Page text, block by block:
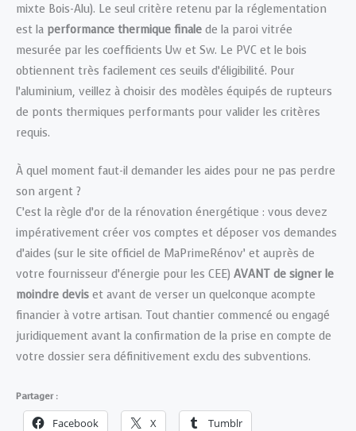
mixte Bois-Alu). Le seul critère retenu par la réglementation
est la performance thermique finale de la paroi vitrée
mesurée par les coefficients Uw et Sw. Le PVC et le bois
obtiennent très facilement ces seuils d’éligibilité. Pour
l’aluminium, veillez à choisir des modèles équipés de rupteurs
de ponts thermiques performants pour valider les critères
requis.
À quel moment faut-il demander les aides pour ne pas perdre
son argent ?
C’est la règle d’or de la rénovation énergétique : vous devez
impérativement créer vos comptes et déposer vos demandes
d’aides (sur le site officiel de MaPrimeRénov’ et auprès de
votre fournisseur d’énergie pour les CEE) AVANT de signer le
moindre devis et avant de verser un quelconque acompte
financier à votre artisan. Tout chantier commencé ou engagé
juridiquement avant la confirmation de la prise en compte de
votre dossier sera définitivement exclu des subventions.
Partager :
Facebook X Tumblr